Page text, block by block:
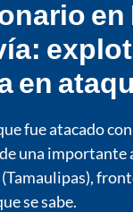
en
en
fue atacado
una importante
se sabe.